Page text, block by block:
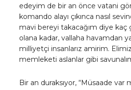
edeyim de bir an önce vatani
komando alayı çıkınca nasıl
mavi bereyi takacağım diye
olana kadar, vallaha havamdan
milliyetçi insanlarız amirim.
memleketi aslanlar gibi
Bir an duraksıyor, “Müsaade var